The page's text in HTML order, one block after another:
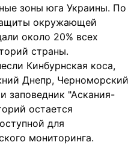
зоны юга Украины. По
окружающей
около 20% всех
страны.
Кинбурнская коса,
Днепр, Черноморский
заповедник "Аскания-
остается
для
мониторинга.